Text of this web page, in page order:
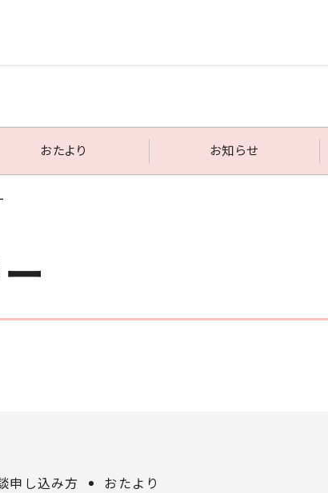
おたより お知らせ
申し込み方 おたより